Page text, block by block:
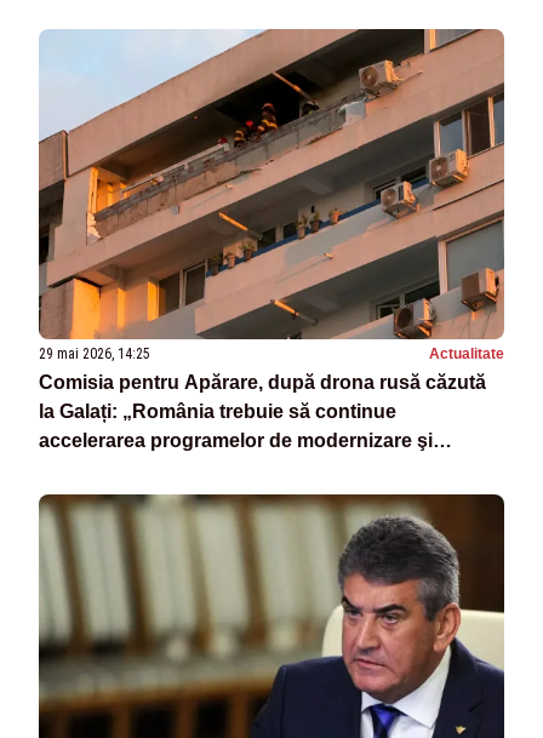
29 mai 2026, 14:25 Actualitate
Comisia pentru Apărare, după drona rusă căzută
la Galați: „România trebuie să continue
accelerarea programelor de modernizare şi